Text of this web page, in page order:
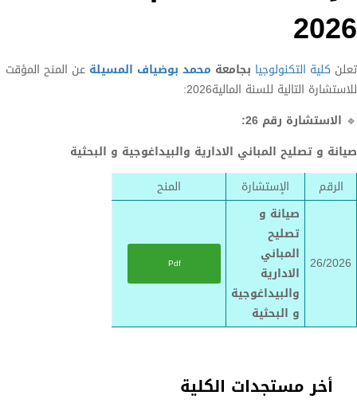
أخر مستجدات الكلية
2026
تعلن كلية التكنولوجيا بجامعة محمد بوضياف المسيلة عن المنح المؤقت
للاستشارة التالية للسنة المالية2026:
🔹 الاستشارة رقم 26:
صيانة و تصليح المباني الادارية والبيداغوجية و البحثية
الرقم
الإستشارة المنح
26/2026
صيانة و
تصليح
المباني
الادارية
والبيداغوجية
و البحثية
Pdf